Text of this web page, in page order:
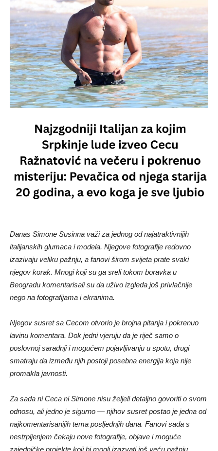
Danas Simone Susinna važi za jednog od najatraktivnijih
italijanskih glumaca i modela. Njegove fotografije redovno
izazivaju veliku pažnju, a fanovi širom svijeta prate svaki
njegov korak. Mnogi koji su ga sreli tokom boravka u
Beogradu komentarisali su da uživo izgleda još privlačnije
nego na fotografijama i ekranima.
Njegov susret sa Cecom otvorio je brojna pitanja i pokrenuo
lavinu komentara. Dok jedni vjeruju da je riječ samo o
poslovnoj saradnji i mogućem pojavljivanju u spotu, drugi
smatraju da između njih postoji posebna energija koja nije
promakla javnosti.
Za sada ni Ceca ni Simone nisu željeli detaljno govoriti o svom
odnosu, ali jedno je sigurno — njihov susret postao je jedna od
najkomentarisanijih tema posljednjih dana. Fanovi sada s
nestrpljenjem čekaju nove fotografije, objave i moguće
zajedničke projekte koji bi mogli izazvati još veću pažnju